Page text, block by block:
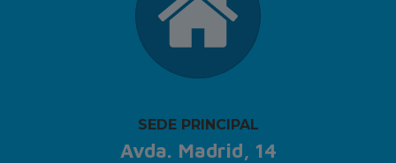
SEDE PRINCIPAL
Avda. Madrid, 14